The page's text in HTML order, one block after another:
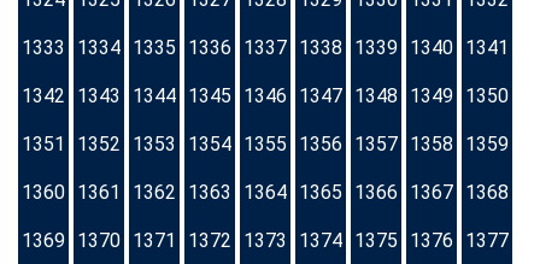
1333 1334 1335 1336 1337 1338 1339 1340 1341
1342 1343 1344 1345 1346 1347 1348 1349 1350
1351 1352 1353 1354 1355 1356 1357 1358 1359
1360 1361 1362 1363 1364 1365 1366 1367 1368
1369 1370 1371 1372 1373 1374 1375 1376 1377